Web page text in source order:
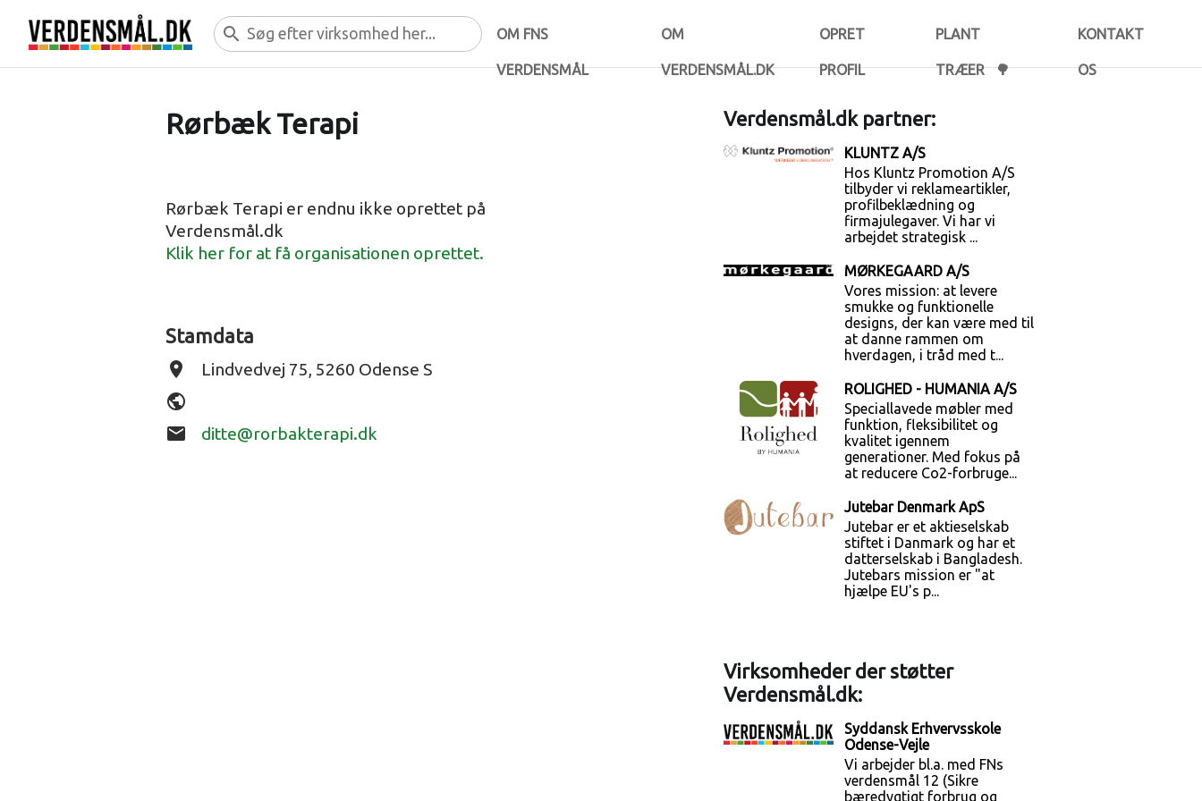
search OM FNS
VERDENSMÅL
OM
VERDENSMÅL.DK
OPRET
PROFIL
PLANT
TRÆER 🌳
KONTAKT
OS
Rørbæk Terapi
Rørbæk Terapi er endnu ikke oprettet på
Verdensmål.dk
Klik her for at få organisationen oprettet.
Stamdata
place Lindvedvej 75, 5260 Odense S
public
email
ditte@rorbakterapi.dk
Verdensmål.dk partner:
KLUNTZ A/S
Hos Kluntz Promotion A/S
tilbyder vi reklameartikler,
profilbeklædning og
firmajulegaver. Vi har vi
arbejdet strategisk ...
MØRKEGAARD A/S
Vores mission: at levere
smukke og funktionelle
designs, der kan være med til
at danne rammen om
hverdagen, i tråd med t...
ROLIGHED - HUMANIA A/S
Speciallavede møbler med
funktion, fleksibilitet og
kvalitet igennem
generationer. Med fokus på
at reducere Co2-forbruge...
Jutebar Denmark ApS
Jutebar er et aktieselskab
stiftet i Danmark og har et
datterselskab i Bangladesh.
Jutebars mission er "at
hjælpe EU's p...
Virksomheder der støtter
Verdensmål.dk:
Syddansk Erhvervsskole
Odense-Vejle
Vi arbejder bl.a. med FNs
verdensmål 12 (Sikre
bæredygtigt forbrug og